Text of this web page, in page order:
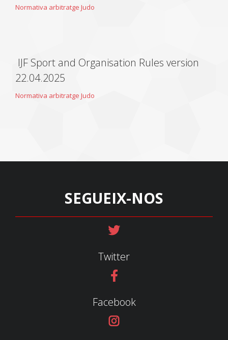
Normativa arbitratge Judo
IJF Sport and Organisation Rules version
22.04.2025
Normativa arbitratge Judo
SEGUEIX-NOS
Twitter
Facebook